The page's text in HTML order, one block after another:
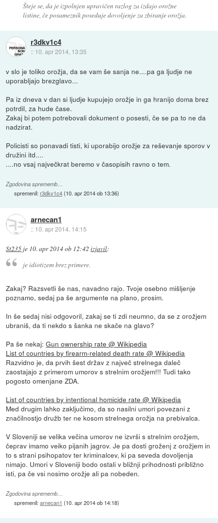
Šteje se, da je izpolnjen upravičen razlog za izdajo orožne
listine, če posameznik poseduje dovoljenje za zbiranje orožja.
r3dkv1c4
:: 10. apr 2014, 13:35
v slo je toliko orožja, da se vam še sanja ne....pa ga ljudje ne
uporabljajo brezglavo...
Pa iz dneva v dan si ljudje kupujejo orožje in ga hranijo doma brez
potrdil, za hude čase.
Zakaj bi potem potrebovali dokument o posesti, če se pa to ne da
nadzirat.
Policisti so ponavadi tisti, ki uporabijo orožje za reševanje sporov v
družini itd....
....no vsaj največkrat beremo v časopisih ravno o tem.
Zgodovina sprememb…
spremenil:r3dkv1c4(10. apr 2014 ob 13:36)
arnecan1
:: 10. apr 2014, 14:15
St235 je 10. apr 2014 ob 12:42 izjavil:
je idiotizem brez primere.
Zakaj? Razsvetli še nas, navadno rajo. Tvoje osebno mišljenje
poznamo, sedaj pa še argumente na plano, prosim.
In še sedaj nisi odgovoril, zakaj se ti zdi neumno, da se z orožjem
ubraniš, da ti nekdo s šanka ne skače na glavo?
Pa še nekaj:Gun ownership rate @ Wikipedia
List of countries by firearm-related death rate @ Wikipedia
Razvidno je, da prvih šest držav z največ strelnega daleč
zaostajajo z primerom umorov s strelnim orožjem!!! Tudi tako
pogosto omenjane ZDA.
List of countries by intentional homicide rate @ Wikipedia
Med drugim lahko zaključimo, da so nasilni umori povezani z
značilnostjo družb ter ne kosom strelnega orožja na prebivalca.
V Sloveniji se velika večina umorov ne izvrši s strelnim orožjem,
čeprav imamo veiko pijanih jagrov. Je pa dosti groženj z orožjem in
to s strani psihopatov ter kriminalcev, ki pa seveda dovoljenja
nimajo. Umori v Sloveniji bodo ostali v bližnji prihodnosti približno
isti, pa če vsi nosimo orožje ali pa nobeden.
Zgodovina sprememb…
spremenil:arnecan1 (10. apr 2014 ob 14:18)